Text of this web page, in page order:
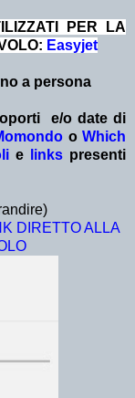
PER LA
Easyjet
a persona
e/o date di
o Which
e links presenti
DIRETTO ALLA